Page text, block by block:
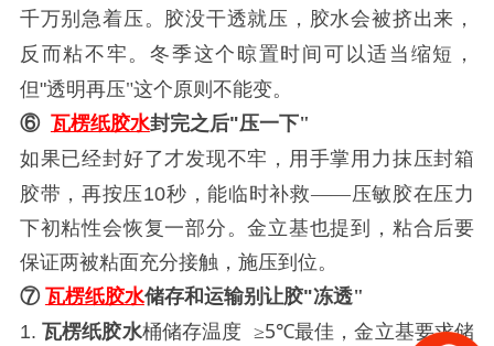
千万别急着压。胶没干透就压，胶水会被挤出来，
反而粘不牢。冬季这个晾置时间可以适当缩短，
但"透明再压"这个原则不能变。
⑥ 瓦楞纸胶水封完之后"压一下"
如果已经封好了才发现不牢，用手掌用力抹压封箱
胶带，再按压10秒，能临时补救——压敏胶在压力
下初粘性会恢复一部分。金立基也提到，粘合后要
保证两被粘面充分接触，施压到位。
⑦ 瓦楞纸胶水储存和运输别让胶"冻透"
1.瓦楞纸胶水桶储存温度 ≥5℃最佳，金立基要求储